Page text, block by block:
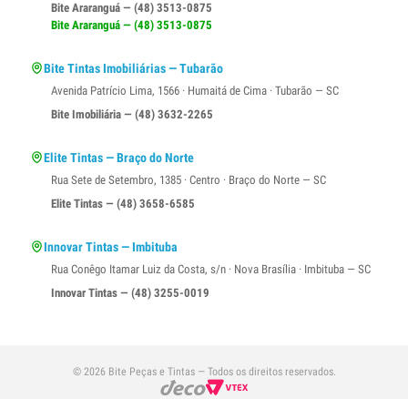
Bite Araranguá — (48) 3513-0875
Bite Araranguá — (48) 3513-0875
Bite Tintas Imobiliárias — Tubarão
Avenida Patrício Lima, 1566 · Humaitá de Cima · Tubarão — SC
Bite Imobiliária — (48) 3632-2265
Elite Tintas — Braço do Norte
Rua Sete de Setembro, 1385 · Centro · Braço do Norte — SC
Elite Tintas — (48) 3658-6585
Innovar Tintas — Imbituba
Rua Conêgo Itamar Luiz da Costa, s/n · Nova Brasília · Imbituba — SC
Innovar Tintas — (48) 3255-0019
© 2026 Bite Peças e Tintas — Todos os direitos reservados.